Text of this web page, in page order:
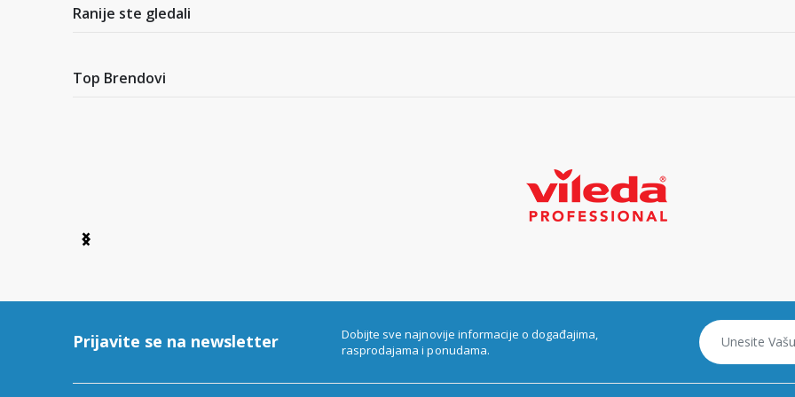
3
Ranije ste gledali
Top Brendovi
Item
Prijavite se na newsletter
Dobijte sve najnovije informacije o događajima,
rasprodajama i ponudama.